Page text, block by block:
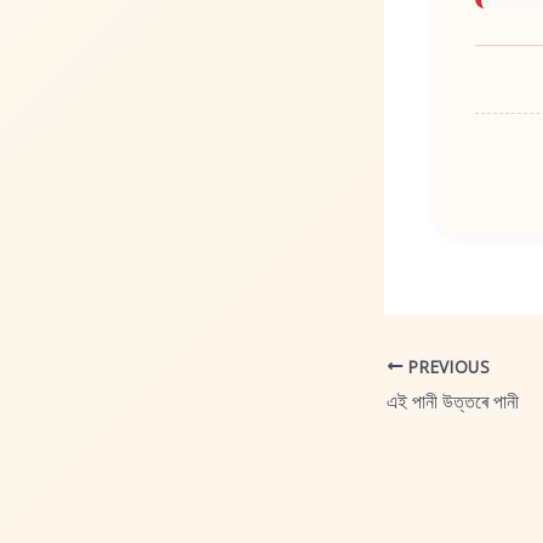
PREVIOUS
এই পানী উত্তৰে পানী